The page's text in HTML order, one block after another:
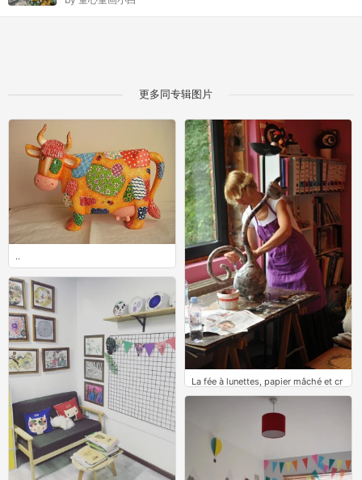
更多同专辑图片
..
0
La fée à lunettes, papier mâché et cr
éation artistique